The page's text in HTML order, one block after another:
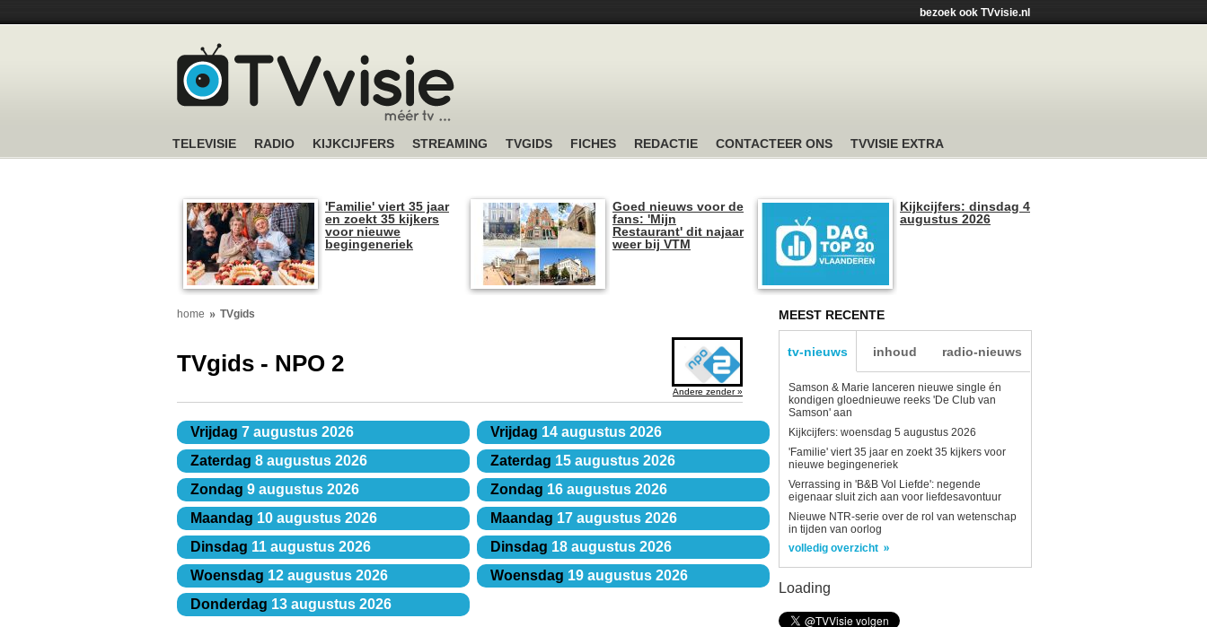
bezoek ook TVvisie.nl
TELEVISIE RADIO KIJKCIJFERS STREAMING TVGIDS FICHES REDACTIE CONTACTEER ONS TVVISIE EXTRA
'Familie' viert 35 jaar
en zoekt 35 kijkers
voor nieuwe
begingeneriek
Goed nieuws voor de
fans: 'Mijn
Restaurant' dit najaar
weer bij VTM
Kijkcijfers: dinsdag 4
augustus 2026
home TVgids
TVgids - NPO 2
Andere zender »
Vrijdag 7 augustus 2026
Zaterdag 8 augustus 2026
Zondag 9 augustus 2026
Maandag 10 augustus 2026
Dinsdag 11 augustus 2026
Woensdag 12 augustus 2026
Donderdag 13 augustus 2026
Vrijdag 14 augustus 2026
Zaterdag 15 augustus 2026
Zondag 16 augustus 2026
Maandag 17 augustus 2026
Dinsdag 18 augustus 2026
Woensdag 19 augustus 2026
MEEST RECENTE
tv-nieuws inhoud radio-nieuws
Samson & Marie lanceren nieuwe single én
kondigen gloednieuwe reeks 'De Club van
Samson' aan
Kijkcijfers: woensdag 5 augustus 2026
'Familie' viert 35 jaar en zoekt 35 kijkers voor
nieuwe begingeneriek
Verrassing in 'B&B Vol Liefde': negende
eigenaar sluit zich aan voor liefdesavontuur
Nieuwe NTR-serie over de rol van wetenschap
in tijden van oorlog
volledig overzicht
Loading